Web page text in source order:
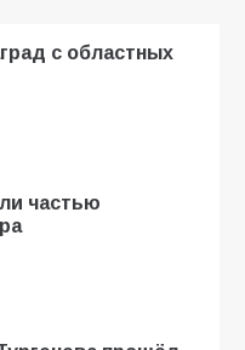
с областных
частью